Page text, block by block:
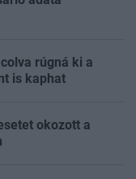
rúgná ki a
is kaphat
okozott a